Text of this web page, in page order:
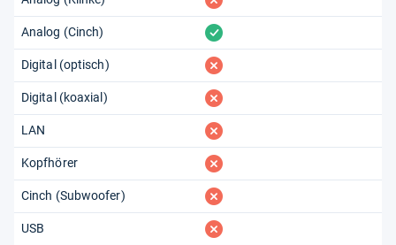
Analog (Cinch) vorhanden
Digital (optisch) fehlt
Digital (koaxial) fehlt
LAN fehlt
Kopfhörer fehlt
Cinch (Subwoofer) fehlt
USB fehlt